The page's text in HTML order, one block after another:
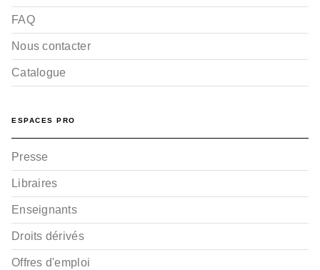
FAQ
Nous contacter
Catalogue
ESPACES PRO
Presse
Libraires
Enseignants
Droits dérivés
Offres d'emploi